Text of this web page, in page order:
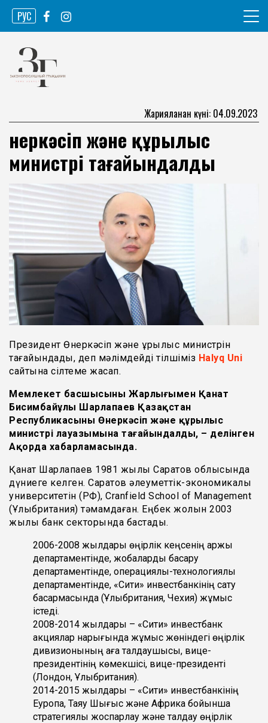
Skip
content
РУС
Законопослушный гражданин
Жарияланған күні: 04.09.2023
Өнеркәсіп және құрылыс
министрі тағайындалды
Президент Өнеркәсіп және құрылыс министрін
тағайындады, деп мәлімдейді тілшіміз Halyq Uni
сайтына сілтеме жасап.
Мемлекет басшысының Жарлығымен Қанат
Бисимбайұлы Шарлапаев Қазақстан
Республикасының Өнеркәсіп және құрылыс
министрі лауазымына тағайындалды, – делінген
Ақорда хабарламасында.
Қанат Шарлапаев 1981 жылы Саратов облысында
дүниеге келген. Саратов әлеуметтік-экономикалық
университетін (РФ), Cranfield School of Management
(Ұлыбритания) тәмамдаған. Еңбек жолын 2003
жылы банк секторында бастады.
2006-2008 жылдары өңірлік кеңсенің қаржы
департаментінде, жобаларды басқару
департаментінде, операциялық-технологиялық
департаментінде, «Сити» инвестбанкінің сату
басқармасында (Ұлыбритания, Чехия) жұмыс
істеді.
2008-2014 жылдары – «Сити» инвестбанк
акциялар нарығында жұмыс жөніндегі өңірлік
дивизионының аға талдаушысы, вице-
президентінің көмекшісі, вице-президенті
(Лондон, Ұлыбритания).
2014-2015 жылдары – «Сити» инвестбанкінің
Еуропа, Таяу Шығыс және Африка бойынша
стратегиялық жоспарлау және талдау өңірлік